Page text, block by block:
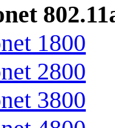
1800
2800
3800